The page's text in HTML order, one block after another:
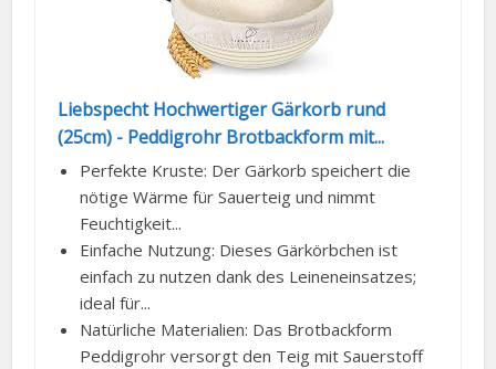
Liebspecht Hochwertiger Gärkorb rund
(25cm) - Peddigrohr Brotbackform mit...
Perfekte Kruste: Der Gärkorb speichert die
nötige Wärme für Sauerteig und nimmt
Feuchtigkeit...
Einfache Nutzung: Dieses Gärkörbchen ist
einfach zu nutzen dank des Leineneinsatzes;
ideal für...
Natürliche Materialien: Das Brotbackform
Peddigrohr versorgt den Teig mit Sauerstoff